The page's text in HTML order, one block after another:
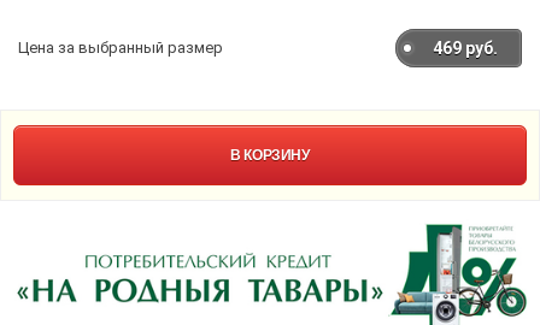
Цена за выбранный размер 469 руб.
В КОРЗИНУ